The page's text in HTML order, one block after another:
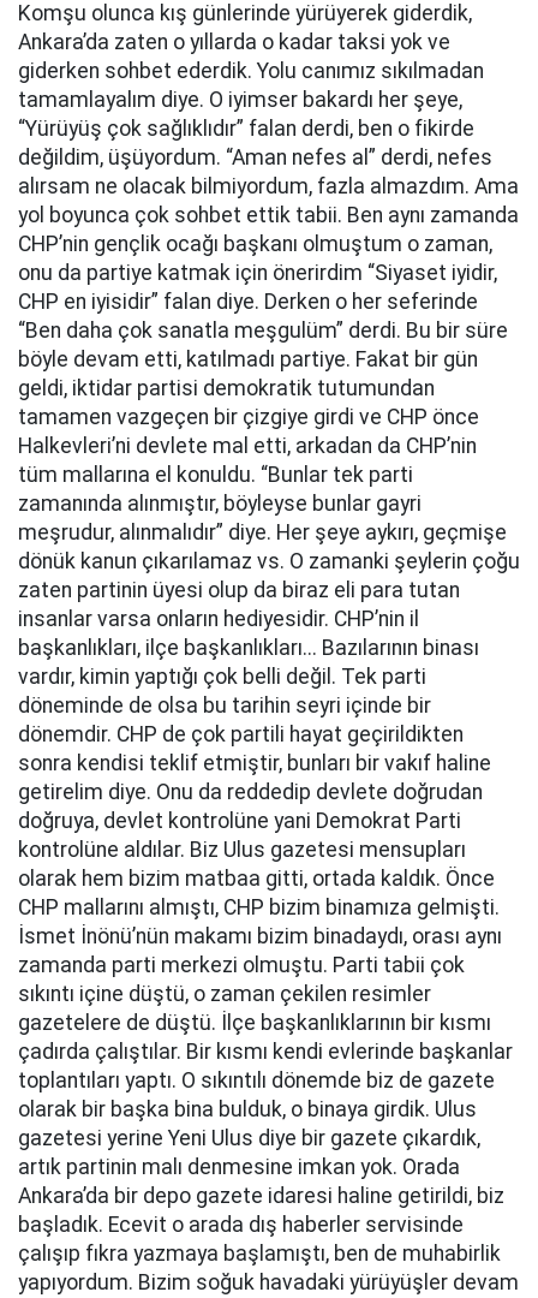
Komşu olunca kış günlerinde yürüyerek giderdik,
Ankara’da zaten o yıllarda o kadar taksi yok ve
giderken sohbet ederdik. Yolu canımız sıkılmadan
tamamlayalım diye. O iyimser bakardı her şeye,
“Yürüyüş çok sağlıklıdır” falan derdi, ben o fikirde
değildim, üşüyordum. “Aman nefes al” derdi, nefes
alırsam ne olacak bilmiyordum, fazla almazdım. Ama
yol boyunca çok sohbet ettik tabii. Ben aynı zamanda
CHP’nin gençlik ocağı başkanı olmuştum o zaman,
onu da partiye katmak için önerirdim “Siyaset iyidir,
CHP en iyisidir” falan diye. Derken o her seferinde
“Ben daha çok sanatla meşgulüm” derdi. Bu bir süre
böyle devam etti, katılmadı partiye. Fakat bir gün
geldi, iktidar partisi demokratik tutumundan
tamamen vazgeçen bir çizgiye girdi ve CHP önce
Halkevleri’ni devlete mal etti, arkadan da CHP’nin
tüm mallarına el konuldu. “Bunlar tek parti
zamanında alınmıştır, böyleyse bunlar gayri
meşrudur, alınmalıdır” diye. Her şeye aykırı, geçmişe
dönük kanun çıkarılamaz vs. O zamanki şeylerin çoğu
zaten partinin üyesi olup da biraz eli para tutan
insanlar varsa onların hediyesidir. CHP’nin il
başkanlıkları, ilçe başkanlıkları... Bazılarının binası
vardır, kimin yaptığı çok belli değil. Tek parti
döneminde de olsa bu tarihin seyri içinde bir
dönemdir. CHP de çok partili hayat geçirildikten
sonra kendisi teklif etmiştir, bunları bir vakıf haline
getirelim diye. Onu da reddedip devlete doğrudan
doğruya, devlet kontrolüne yani Demokrat Parti
kontrolüne aldılar. Biz Ulus gazetesi mensupları
olarak hem bizim matbaa gitti, ortada kaldık. Önce
CHP mallarını almıştı, CHP bizim binamıza gelmişti.
İsmet İnönü’nün makamı bizim binadaydı, orası aynı
zamanda parti merkezi olmuştu. Parti tabii çok
sıkıntı içine düştü, o zaman çekilen resimler
gazetelere de düştü. İlçe başkanlıklarının bir kısmı
çadırda çalıştılar. Bir kısmı kendi evlerinde başkanlar
toplantıları yaptı. O sıkıntılı dönemde biz de gazete
olarak bir başka bina bulduk, o binaya girdik. Ulus
gazetesi yerine Yeni Ulus diye bir gazete çıkardık,
artık partinin malı denmesine imkan yok. Orada
Ankara’da bir depo gazete idaresi haline getirildi, biz
başladık. Ecevit o arada dış haberler servisinde
çalışıp fıkra yazmaya başlamıştı, ben de muhabirlik
yapıyordum. Bizim soğuk havadaki yürüyüşler devam